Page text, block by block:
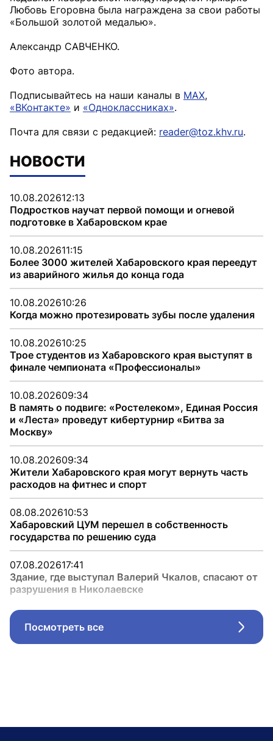
Любовь Егоровна была награждена за свои работы
«Большой золотой медалью».
Александр САВЧЕНКО.
Фото автора.
Подписывайтесь на наши каналы в MAX,
«ВКонтакте» и «Одноклассниках».
Почта для связи с редакцией: reader@toz.khv.ru.
НОВОСТИ
10.08.202612:13
Подростков научат первой помощи и огневой
подготовке в Хабаровском крае
10.08.202611:15
Более 3000 жителей Хабаровского края переедут
из аварийного жилья до конца года
10.08.202610:26
Когда можно протезировать зубы после удаления
10.08.202610:25
Трое студентов из Хабаровского края выступят в
финале чемпионата «Профессионалы»
10.08.202609:34
В память о подвиге: «Ростелеком», Единая Россия
и «Леста» проведут кибертурнир «Битва за
Москву»
10.08.202609:34
Жители Хабаровского края могут вернуть часть
расходов на фитнес и спорт
08.08.202610:53
Хабаровский ЦУМ перешел в собственность
государства по решению суда
07.08.202617:41
Здание, где выступал Валерий Чкалов, спасают от
разрушения в Николаевске
Посмотреть все